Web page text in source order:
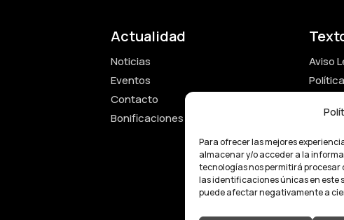
Para ofrecer las mejores
almacenar y/o acceder a la
tecnologías nos permitirá
las identificaciones únicas en este
puede afectar negativamente a
Actualidad
Noticias
Eventos
Contacto
Bonificaciones fiscales
Aviso